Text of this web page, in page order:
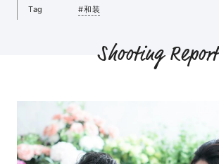
Tag
#和装
Shooting Report